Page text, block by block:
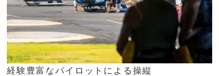
経験豊富なパイロットによる操縦